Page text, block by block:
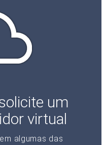
um
virtual
algumas das